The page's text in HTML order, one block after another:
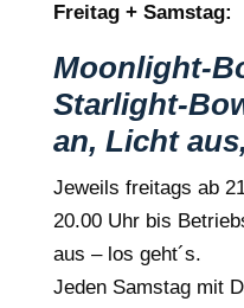
Freitag + Samstag:
Moonlight-
Starlight-
an, Licht
Jeweils freitags ab
20.00 Uhr bis
aus – los geht´s.
Jeden Samstag mit